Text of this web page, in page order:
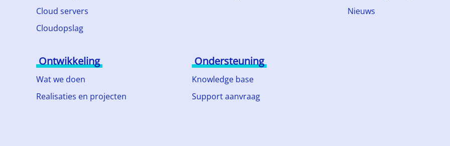
Cloud servers
Cloudopslag
Nieuws
Ontwikkeling
Wat we doen
Realisaties en projecten
Ondersteuning
Knowledge base
Support aanvraag